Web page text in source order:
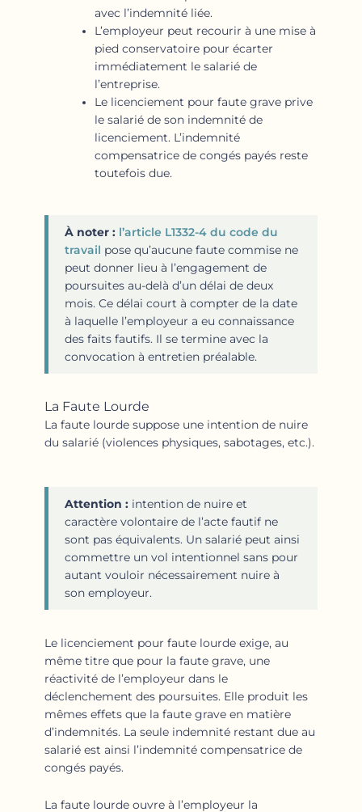
avec l’indemnité liée.
L’employeur peut recourir à une mise à
pied conservatoire pour écarter
immédiatement le salarié de
l’entreprise.
Le licenciement pour faute grave prive
le salarié de son indemnité de
licenciement. L’indemnité
compensatrice de congés payés reste
toutefois due.
À noter : l’article L1332-4 du code du
travail pose qu’aucune faute commise ne
peut donner lieu à l’engagement de
poursuites au-delà d’un délai de deux
mois. Ce délai court à compter de la date
à laquelle l’employeur a eu connaissance
des faits fautifs. Il se termine avec la
convocation à entretien préalable.
La Faute Lourde
La faute lourde suppose une intention de nuire
du salarié (violences physiques, sabotages, etc.).
Attention : intention de nuire et
caractère volontaire de l’acte fautif ne
sont pas équivalents. Un salarié peut ainsi
commettre un vol intentionnel sans pour
autant vouloir nécessairement nuire à
son employeur.
Le licenciement pour faute lourde exige, au
même titre que pour la faute grave, une
réactivité de l’employeur dans le
déclenchement des poursuites. Elle produit les
mêmes effets que la faute grave en matière
d’indemnités. La seule indemnité restant due au
salarié est ainsi l’indemnité compensatrice de
congés payés.
La faute lourde ouvre à l’employeur la